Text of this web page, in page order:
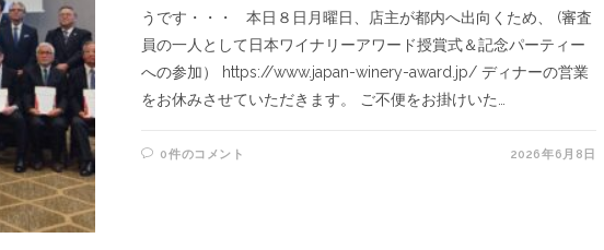
うです・・・ 本日８日月曜日、店主が都内へ出向くため、 (審査
員の一人として日本ワイナリーアワード授賞式＆記念パーティー
への参加） https://www.japan-winery-award.jp/ ディナーの営業
をお休みさせていただきます。 ご不便をお掛けいた…
0件のコメント 2026年6月8日